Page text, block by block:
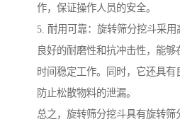
作，保证操作人员的安全。
5. 耐用可靠：旋转筛分挖斗采
良好的耐磨性和抗冲击性，能
时间稳定工作。同时，它还具
防止松散物料的泄漏。
总之，旋转筛分挖斗具有旋转